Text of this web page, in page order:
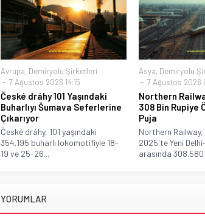
Avrupa, Demiryolu Şirketleri
7 Ağustos 2026 14:15
České dráhy 101 Yaşındaki
Buharlıyı Šumava Seferlerine
Çıkarıyor
České dráhy, 101 yaşındaki
354.195 buharlı lokomotifiyle 18-
19 ve 25-26...
Asya, Demiryolu
7 Ağustos 2026
Northern
308 Bin Rupiye
Puja
Northern Railway,
2025'te Yeni
arasında 308.580
YORUMLAR